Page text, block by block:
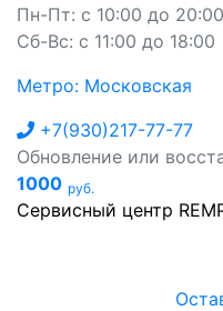
Пн-Пт: с 10:00 до 20:00
Сб-Вс: с 11:00 до 18:00
Метро: Московская
+7(930)217-77-77
Обновление или
1000 руб.
Сервисный центр